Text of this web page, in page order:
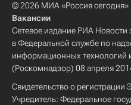
© 2026 МИА «Россия сегодня»
Вакансии
Сетевое издание РИА Новости
в Федеральной службе по
информационных технологий
(Роскомнадзор) 08 апреля
Свидетельство о
Учредитель: Федеральное